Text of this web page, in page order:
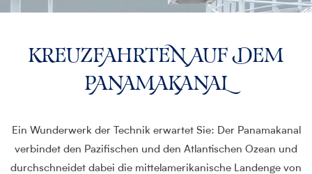
KREUZFAHRTEN AUF DEM
PANAMAKANAL
Ein Wunderwerk der Technik erwartet Sie: Der Panamakanal
verbindet den Pazifischen und den Atlantischen Ozean und
durchschneidet dabei die mittelamerikanische Landenge von